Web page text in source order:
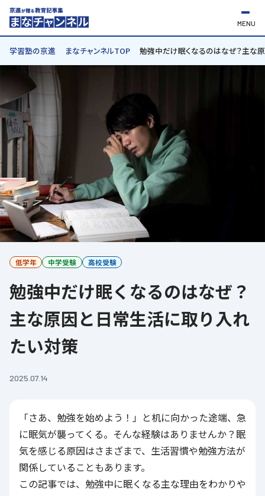
MENU
学習塾の京進 まなチャンネルTOP 勉強中だけ眠くなるのはなぜ？主な
低学年 中学受験 高校受験
勉強中だけ眠くなるのはなぜ？
主な原因と日常生活に取り入れ
たい対策
2025.07.14
「さあ、勉強を始めよう！」と机に向かった途端、急
に眠気が襲ってくる。そんな経験はありませんか？眠
気を感じる原因はさまざまで、生活習慣や勉強方法が
関係していることもあります。
この記事では、勉強中に眠くなる主な理由をわかりや